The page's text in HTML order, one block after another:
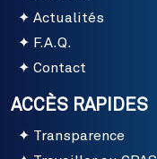
Actualités
F.A.Q.
Contact
ACCÈS RAPIDES
Transparence